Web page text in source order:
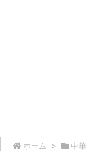
ホーム > 中華